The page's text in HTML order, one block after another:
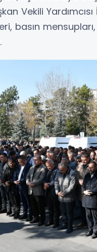
Vekili
basın